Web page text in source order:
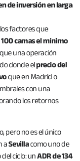
de inversión en larga
factores que
100 camas el mínimo
una operación
donde elprecio del
que en Madrid o
con una
los retornos
pero no es el único
aSevillacomo uno de
ciclo: unADR de 134